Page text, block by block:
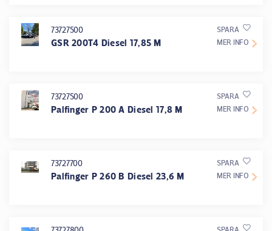
73727500
GSR 200T4 Diesel 17,85 M
SPARA
MER INFO
73727500
Palfinger P 200 A Diesel 17,8 M
SPARA
MER INFO
73727700
Palfinger P 260 B Diesel 23,6 M
SPARA
MER INFO